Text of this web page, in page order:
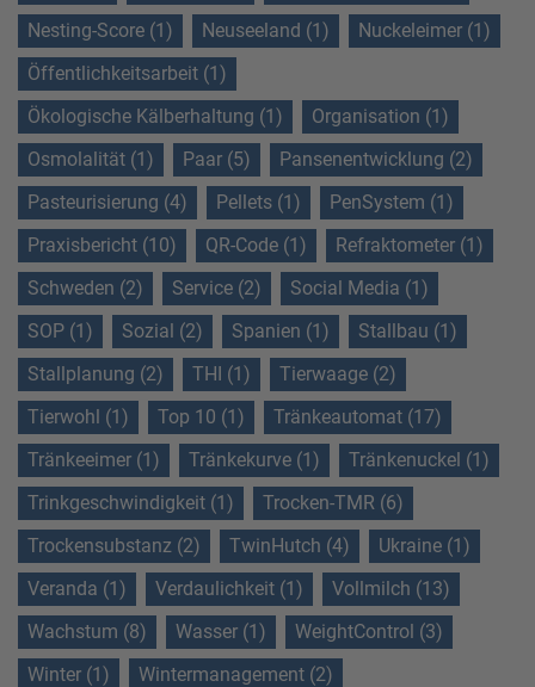
Nesting-Score (1)
Neuseeland (1)
Nuckeleimer (1)
Öffentlichkeitsarbeit (1)
Ökologische Kälberhaltung (1)
Organisation (1)
Osmolalität (1)
Paar (5)
Pansenentwicklung (2)
Pasteurisierung (4)
Pellets (1)
PenSystem (1)
Praxisbericht (10)
QR-Code (1)
Refraktometer (1)
Schweden (2)
Service (2)
Social Media (1)
SOP (1)
Sozial (2) Spanien (1)
Stallbau (1)
Stallplanung (2)
THI (1)
Tierwaage (2)
Tierwohl (1)
Top 10 (1)
Tränkeautomat (17)
Tränkeeimer (1)
Tränkekurve (1)
Tränkenuckel (1)
Trinkgeschwindigkeit (1)
Trocken-TMR (6)
Trockensubstanz (2)
TwinHutch (4)
Ukraine (1)
Veranda (1)
Verdaulichkeit (1)
Vollmilch (13)
Wachstum (8)
Wasser (1)
WeightControl (3)
Winter (1)
Wintermanagement (2)